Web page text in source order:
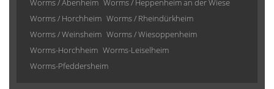
Worms / Abenheim Worms / Heppenheim an der Wiese
Worms / Horchheim Worms / Rheindürkheim
Worms / Weinsheim Worms / Wiesoppenheim
Worms-Horchheim Worms-Leiselheim
Worms-Pfeddersheim